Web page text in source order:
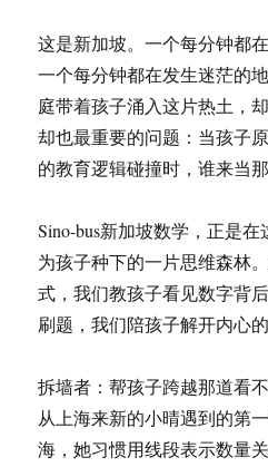
这是新加坡。一个每分钟都
一个每分钟都在发生迷茫的
庭带着孩子涌入这片热土，
却也最重要的问题：当孩子
的教育逻辑碰撞时，谁来当
Sino-bus新加坡数学，正是
为孩子种下的一片思维森林
式，我们教孩子看见数字背
刷题，我们陪孩子解开内心的
拆墙者：帮孩子跨越那道看
从上海来新的小晴遇到的第
海，她习惯用线段表示数量